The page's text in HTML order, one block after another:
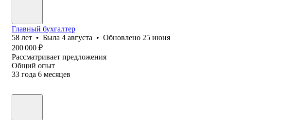
Главный бухгалтер
58 лет • Была 4 августа • Обновлено 25 июня
200 000 ₽
Рассматривает предложения
Общий опыт
33 года 6 месяцев